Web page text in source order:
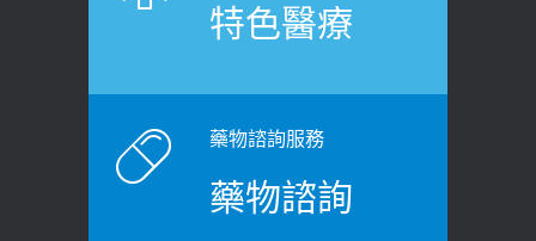
裂差異 逾50歲民眾可做1事
原則避免血糖血壓飆高
2026-06-08
老後睡不好、夜間易跌倒
2021-03-05
特色醫療
藥物諮詢服務
藥物諮詢